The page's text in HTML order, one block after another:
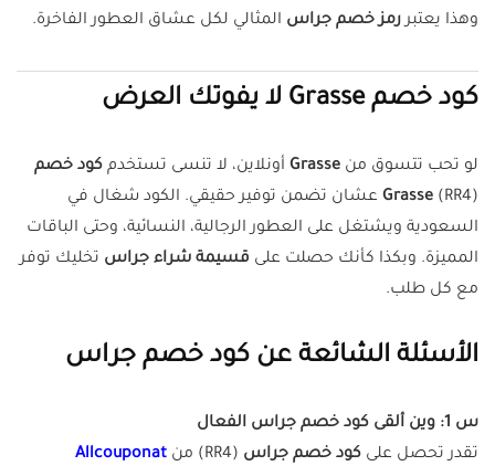
وهذا يعتبررمز خصم جراس المثالي لكل عشاق العطور الفاخرة.
كود خصم Grasse لا يفوتك العرض
لو تحب تتسوق من Grasse أونلاين، لا تنسى تستخدم كود خصم
Grasse (RR4) عشان تضمن توفير حقيقي. الكود شغال في
السعودية ويشتغل على العطور الرجالية، النسائية، وحتى الباقات
المميزة. وبكذا كأنك حصلت على قسيمة شراء جراس تخليك توفر
مع كل طلب.
الأسئلة الشائعة عن كود خصم جراس
س 1: وين ألقى كود خصم جراس الفعال
تقدر تحصل على كود خصم جراس (
RR4) من Allcouponat